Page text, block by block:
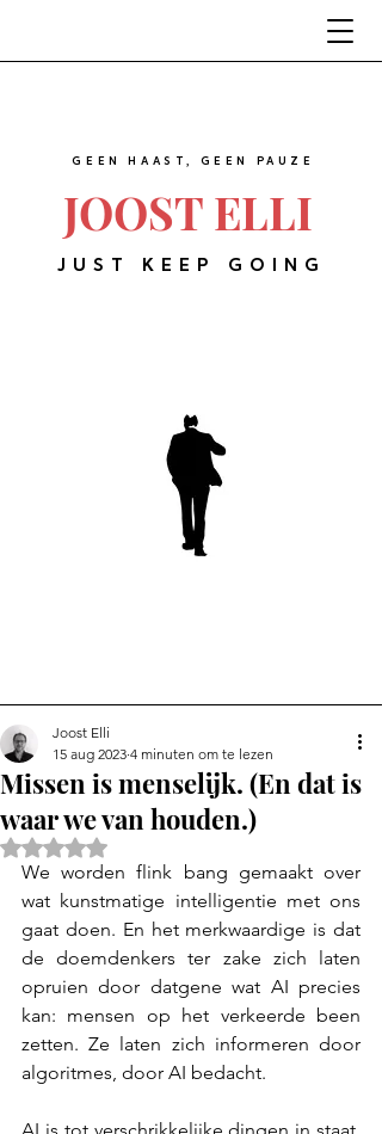
JOOST ELLI
GEEN HAAST, GEEN PAUZE
JUST KEEP GOING
Missen is menselijk. (En dat is
waar we van houden.)
Joost Elli
15 aug 2023 4 minuten om te lezen
Beoordeeld met NaN uit 5 sterren.
We worden flink bang gemaakt over
wat kunstmatige intelligentie met ons
gaat doen. En het merkwaardige is dat
de doemdenkers ter zake zich laten
opruien door datgene wat AI precies
kan: mensen op het verkeerde been
zetten. Ze laten zich informeren door
algoritmes, door AI bedacht.